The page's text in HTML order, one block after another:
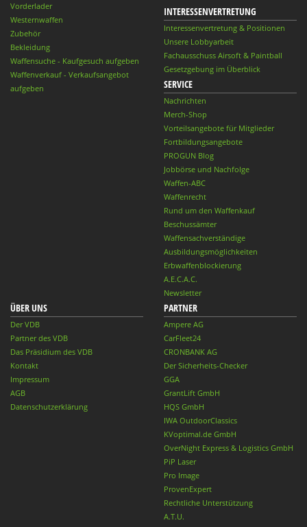
Vorderlader
Westernwaffen
Zubehör
Bekleidung
Waffensuche - Kaufgesuch aufgeben
Waffenverkauf - Verkaufsangebot
aufgeben
INTERESSENVERTRETUNG
Interessenvertretung & Positionen
Unsere Lobbyarbeit
Fachausschuss Airsoft & Paintball
Gesetzgebung im Überblick
SERVICE
Nachrichten
Merch-Shop
Vorteilsangebote für Mitglieder
Fortbildungsangebote
PROGUN Blog
Jobbörse und Nachfolge
Waffen-ABC
Waffenrecht
Rund um den Waffenkauf
Beschussämter
Waffensachverständige
Ausbildungsmöglichkeiten
Erbwaffenblockierung
A.E.C.A.C.
Newsletter
ÜBER UNS
Der VDB
Partner des VDB
Das Präsidium des VDB
Kontakt
Impressum
AGB
Datenschutzerklärung
PARTNER
Ampere AG
CarFleet24
CRONBANK AG
Der Sicherheits-Checker
GGA
GrantLift GmbH
HQS GmbH
IWA OutdoorClassics
KVoptimal.de GmbH
OverNight Express & Logistics GmbH
PiP Laser
Pro Image
ProvenExpert
Rechtliche Unterstützung
A.T.U.